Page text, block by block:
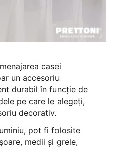
casei
un accesoriu
durabil în funcție de
pe care le alegeți,
decorativ.
pot fi folosite
medii și grele,